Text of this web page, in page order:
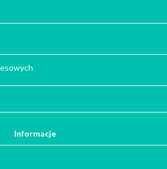
Zima
- podziękowanie dla gości
ma łyżeczka do herbaty?
na święta
Informacje